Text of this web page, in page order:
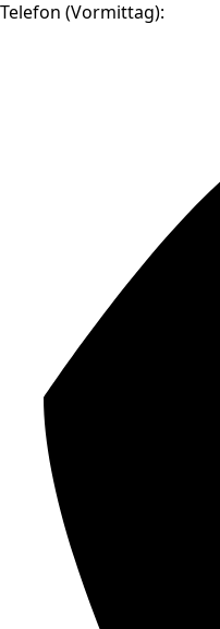
Telefon (Vormittag):